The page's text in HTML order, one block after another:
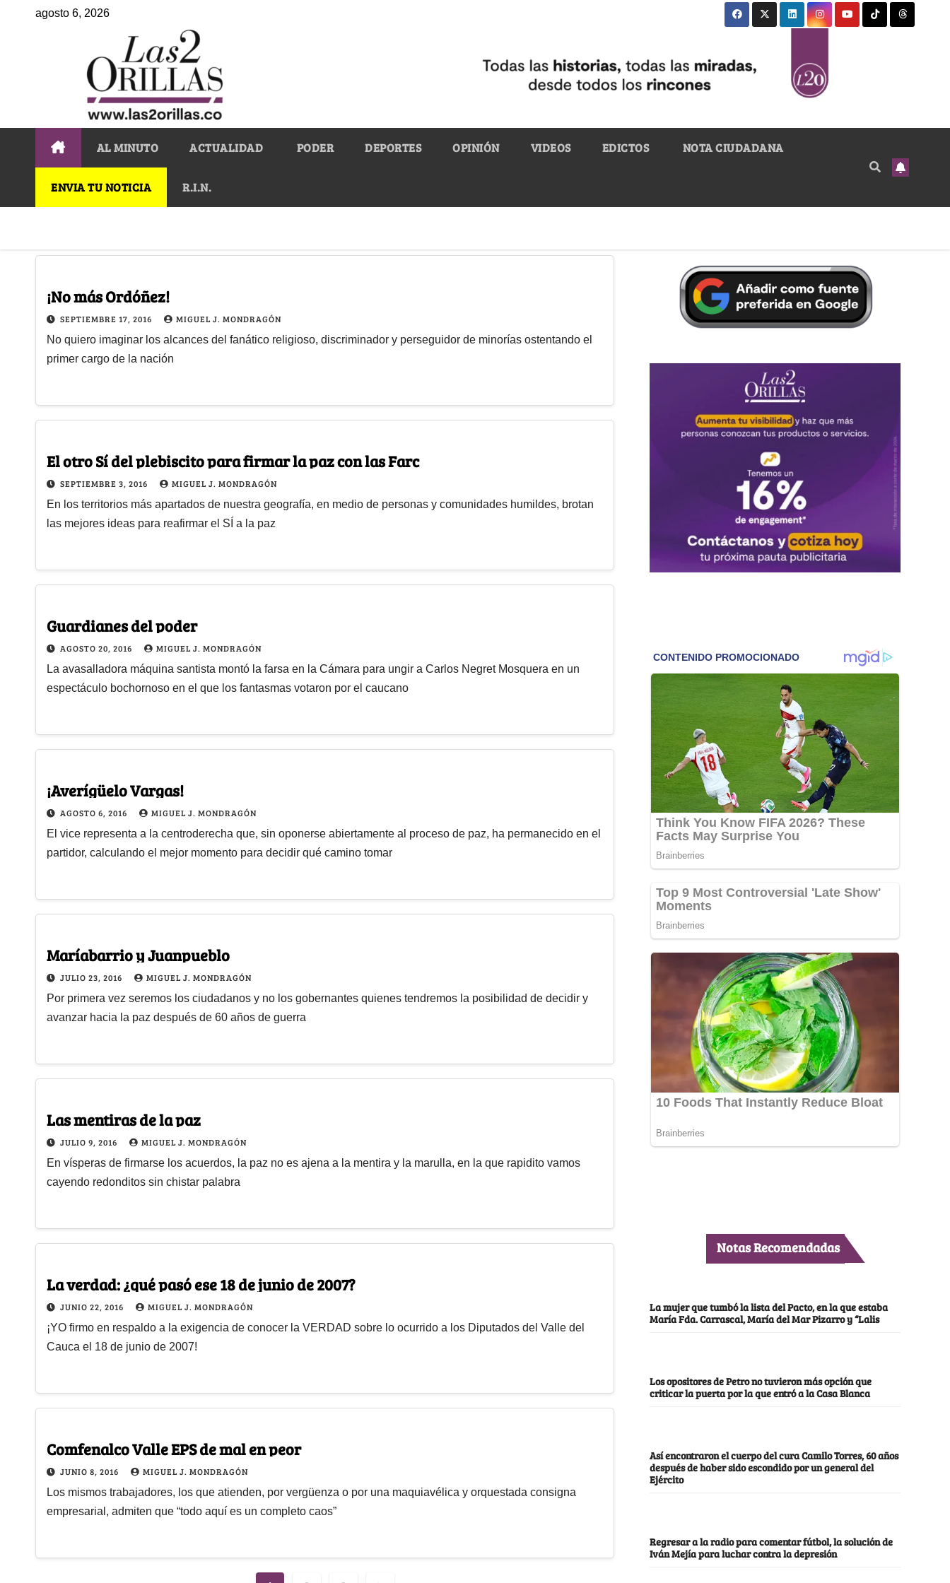
agosto 6, 2026
AL MINUTO ACTUALIDAD PODER DEPORTES OPINIÓN VIDEOS EDICTOS NOTA CIUDADANA
ENVIA TU NOTICIA R.I.N.
¡No más Ordóñez!
SEPTIEMBRE 17, 2016 MIGUEL J. MONDRAGÓN
No quiero imaginar los alcances del fanático religioso, discriminador y perseguidor de minorías ostentando el
primer cargo de la nación
El otro Sí del plebiscito para firmar la paz con las Farc
SEPTIEMBRE 3, 2016 MIGUEL J. MONDRAGÓN
En los territorios más apartados de nuestra geografía, en medio de personas y comunidades humildes, brotan
las mejores ideas para reafirmar el SÍ a la paz
Guardianes del poder
AGOSTO 20, 2016 MIGUEL J. MONDRAGÓN
La avasalladora máquina santista montó la farsa en la Cámara para ungir a Carlos Negret Mosquera en un
espectáculo bochornoso en el que los fantasmas votaron por el caucano
¡Averígüelo Vargas!
AGOSTO 6, 2016 MIGUEL J. MONDRAGÓN
El vice representa a la centroderecha que, sin oponerse abiertamente al proceso de paz, ha permanecido en el
partidor, calculando el mejor momento para decidir qué camino tomar
Maríabarrio y Juanpueblo
JULIO 23, 2016 MIGUEL J. MONDRAGÓN
Por primera vez seremos los ciudadanos y no los gobernantes quienes tendremos la posibilidad de decidir y
avanzar hacia la paz después de 60 años de guerra
Las mentiras de la paz
JULIO 9, 2016 MIGUEL J. MONDRAGÓN
En vísperas de firmarse los acuerdos, la paz no es ajena a la mentira y la marulla, en la que rapidito vamos
cayendo redonditos sin chistar palabra
La verdad: ¿qué pasó ese 18 de junio de 2007?
JUNIO 22, 2016 MIGUEL J. MONDRAGÓN
¡YO firmo en respaldo a la exigencia de conocer la VERDAD sobre lo ocurrido a los Diputados del Valle del
Cauca el 18 de junio de 2007!
Comfenalco Valle EPS de mal en peor
JUNIO 8, 2016 MIGUEL J. MONDRAGÓN
Los mismos trabajadores, los que atienden, por vergüenza o por una maquiavélica y orquestada consigna
empresarial, admiten que “todo aquí es un completo caos”
Notas Recomendadas
La mujer que tumbó la lista del Pacto, en la que estaba
María Fda. Carrascal, María del Mar Pizarro y “Lalis
Los opositores de Petro no tuvieron más opción que
criticar la puerta por la que entró a la Casa Blanca
Así encontraron el cuerpo del cura Camilo Torres, 60 años
después de haber sido escondido por un general del
Ejército
Regresar a la radio para comentar fútbol, la solución de
Iván Mejía para luchar contra la depresión